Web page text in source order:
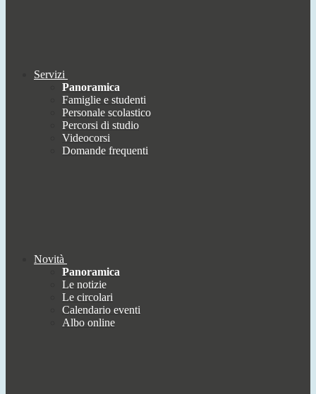
Servizi
Panoramica
Famiglie e studenti
Personale scolastico
Percorsi di studio
Videocorsi
Domande frequenti
Novità
Panoramica
Le notizie
Le circolari
Calendario eventi
Albo online